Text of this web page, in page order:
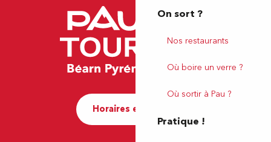
On sort ?
Nos restaurants
Où boire un verre ?
Où sortir à Pau ?
Pratique !
Horaires et contact